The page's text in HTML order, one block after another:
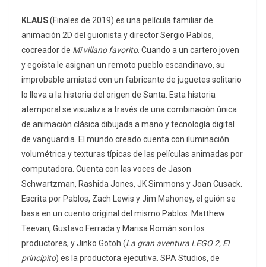
KLAUS(Finales de 2019) es una película familiar de
animación 2D del guionista y director Sergio Pablos,
cocreador de Mi villano favorito. Cuando a un cartero joven
y egoísta le asignan un remoto pueblo escandinavo, su
improbable amistad con un fabricante de juguetes solitario
lo lleva a la historia del origen de Santa. Esta historia
atemporal se visualiza a través de una combinación única
de animación clásica dibujada a mano y tecnología digital
de vanguardia. El mundo creado cuenta con iluminación
volumétrica y texturas típicas de las películas animadas por
computadora. Cuenta con las voces de Jason
Schwartzman, Rashida Jones, JK Simmons y Joan Cusack.
Escrita por Pablos, Zach Lewis y Jim Mahoney, el guión se
basa en un cuento original del mismo Pablos. Matthew
Teevan, Gustavo Ferrada y Marisa Román son los
productores, y Jinko Gotoh (La gran aventura LEGO 2, El
principito) es la productora ejecutiva. SPA Studios, de